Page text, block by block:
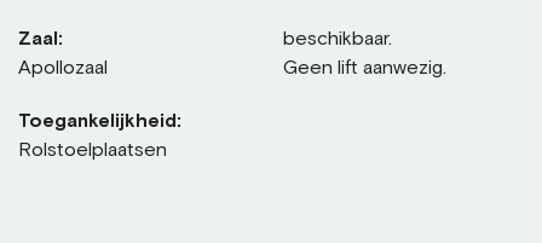
Zaal:
Apollozaal
Toegankelijkheid:
Rolstoelplaatsen
beschikbaar.
Geen lift aanwezig.